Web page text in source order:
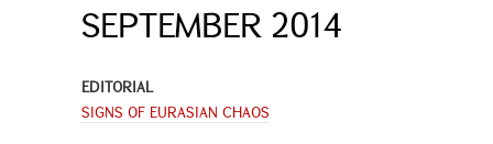
SEPTEMBER 2014
EDITORIAL
SIGNS OF EURASIAN CHAOS